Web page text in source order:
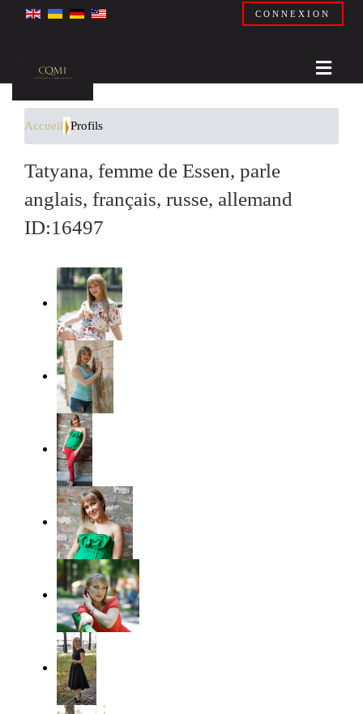
CONNEXION
Accueil Profils
Tatyana, femme de Essen, parle
anglais, français, russe, allemand
ID:16497